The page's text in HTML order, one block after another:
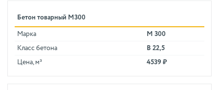
Бетон товарный М300
Марка М 300
Класс бетона В 22,5
Цена, м³ 4539 ₽